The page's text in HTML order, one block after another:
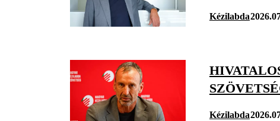
Kézilabda
Kézilabda